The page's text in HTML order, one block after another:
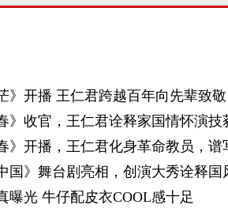
》开播 王仁君跨越百年向先辈致敬
》收官，王仁君诠释家国情怀演技
》开播，王仁君化身革命教员，
国》舞台剧亮相，创演大秀诠释国
曝光 牛仔配皮衣COOL感十足